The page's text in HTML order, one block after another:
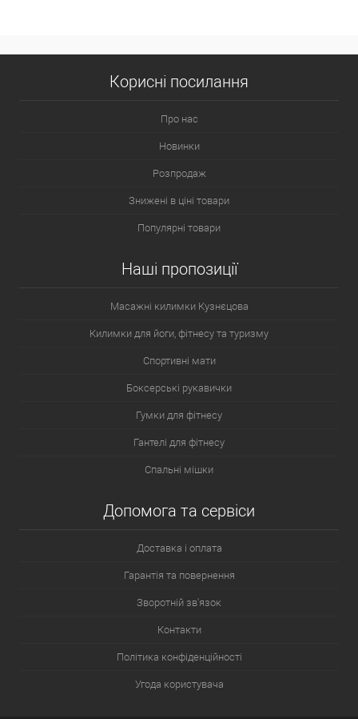
Корисні посилання
Про нас
Новинки
Розпродаж
Знижені в ціні товари
Популярні товари
Наші пропозиції
Масажні килимки Кузнєцова
Килимки для йоги, фітнесу та туризму
Спортивні мати
Боксерські рукавички
Гумки для фітнесу
Гантелі для фітнесу
Спальні мішки
Допомога та сервіси
Доставка і оплата
Гарантія та повернення
Зворотній зв'язок
Контакти
Політика конфіденційності
Угода користувача